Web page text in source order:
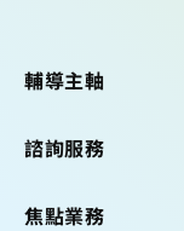
輔導主軸
諮詢服務
焦點業務